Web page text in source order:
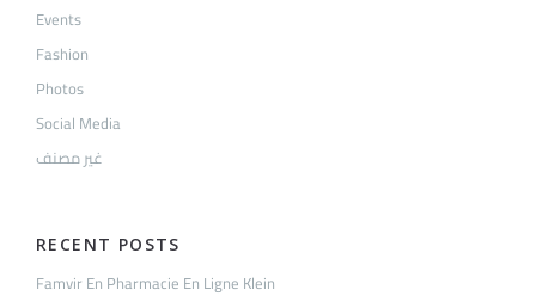
Events
Fashion
Photos
Social Media
غير مصنف
RECENT POSTS
Famvir En Pharmacie En Ligne Klein